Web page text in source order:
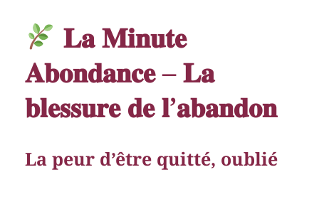
𝐋𝐚 𝐌𝐢𝐧𝐮𝐭𝐞
𝐀𝐛𝐨𝐧𝐝𝐚𝐧𝐜𝐞 – 𝐋𝐚
𝐛𝐥𝐞𝐬𝐬𝐮𝐫𝐞 𝐝𝐞 𝐥’𝐚𝐛𝐚𝐧𝐝𝐨𝐧
La peur d’être quitté, oublié